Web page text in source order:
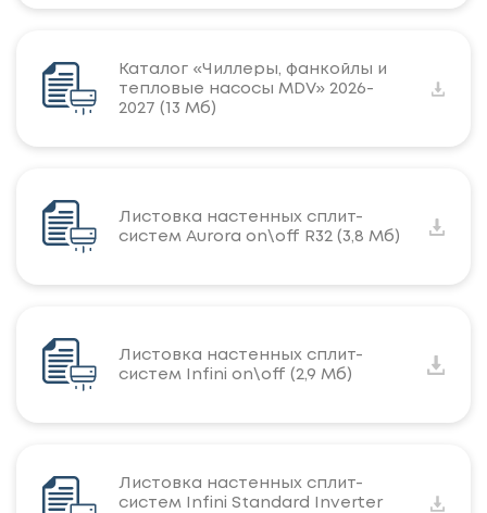
Каталог «Чиллеры, фанкойлы и
тепловые насосы MDV» 2026-
2027 (13 Мб)
Листовка настенных сплит-
систем Aurora on\off R32 (3,8 Мб)
Листовка настенных сплит-
систем Infini on\off (2,9 Мб)
Листовка настенных сплит-
систем Infini Standard Inverter